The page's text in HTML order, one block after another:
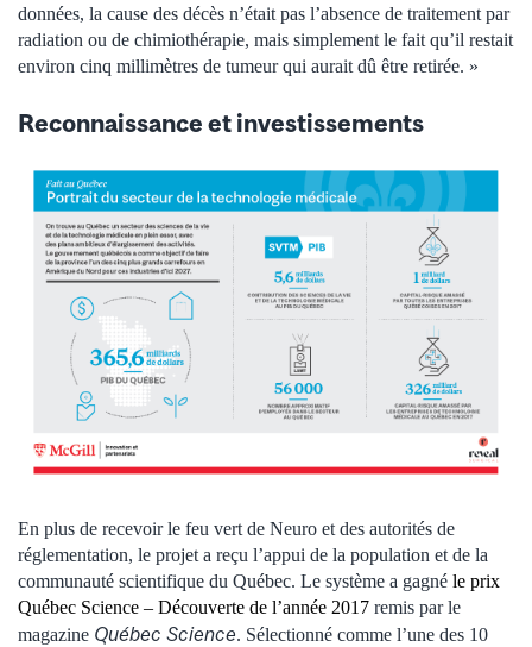
données, la cause des décès n’était pas l’absence de traitement par
radiation ou de chimiothérapie, mais simplement le fait qu’il restait
environ cinq millimètres de tumeur qui aurait dû être retirée. »
Reconnaissance et investissements
En plus de recevoir le feu vert de Neuro et des autorités de
réglementation, le projet a reçu l’appui de la population et de la
communauté scientifique du Québec. Le système a gagné le prix
Québec Science – Découverte de l’année 2017 remis par le
magazine Québec Science. Sélectionné comme l’une des 10